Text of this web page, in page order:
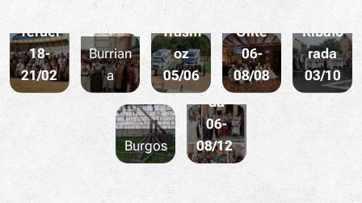
Teruel
18-
21/02
Burrian
a
Trasm
oz
05/06
Olite
06-
08/08
Ribafo
rada
03/10
Burgos
oming
o de la
Calza
da
06-
08/12